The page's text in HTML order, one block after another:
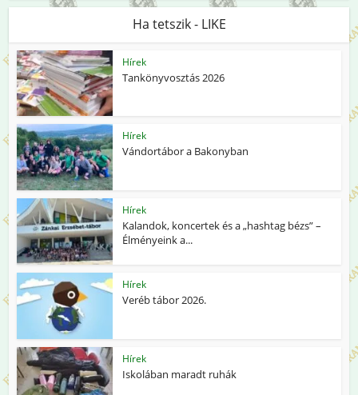
Ha tetszik - LIKE
Hírek
Tankönyvosztás 2026
Hírek
Vándortábor a Bakonyban
Hírek
Kalandok, koncertek és a „hashtag bézs” –
Élményeink a...
Hírek
Veréb tábor 2026.
Hírek
Iskolában maradt ruhák